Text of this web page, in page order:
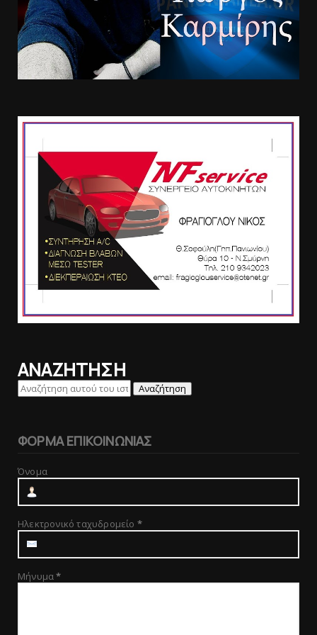
ΑΝΑΖΗΤΗΣΗ
ΦΟΡΜΑ ΕΠΙΚΟΙΝΩΝΙΑΣ
Όνομα
Ηλεκτρονικό ταχυδρομείο *
Μήνυμα*